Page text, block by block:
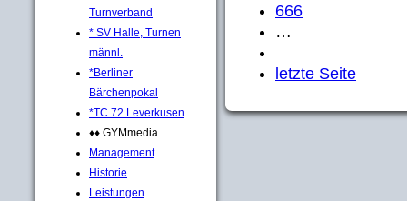
Turnverband
* SV Halle, Turnen
männl.
*Berliner
Bärchenpokal
*TC 72 Leverkusen
♦♦ GYMmedia
Management
Historie
Leistungen
666
…
letzte Seite